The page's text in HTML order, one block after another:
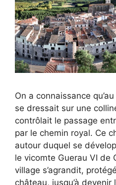
On a connaissance
se dressait sur une
contrôlait le passage
par le chemin royal. Ce
autour duquel se
le vicomte Guerau VI de
village s’agrandit,
château, jusqu’à devenir